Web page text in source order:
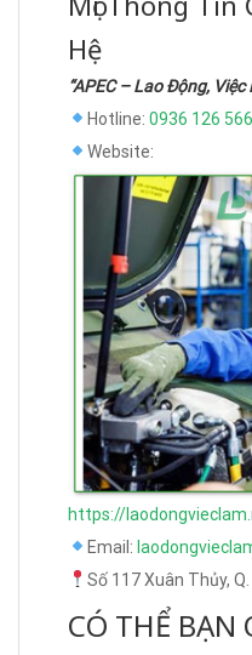
Hệ
“APEC – Lao Động,
Hotline: 0936 126 566
Website:
https://
Email:
Số 117 Xuân Thủy, Q.
CÓ THỂ BẠN